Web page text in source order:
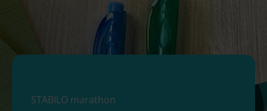
STABILO marathon